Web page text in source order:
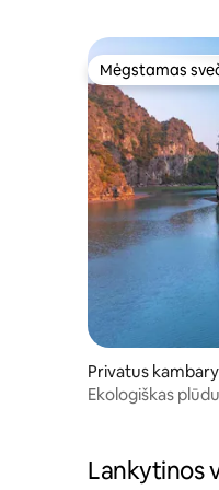
Mėgstamas
Mėgstamas
Privatus
Hải
Ekologiškas
Lankytinos